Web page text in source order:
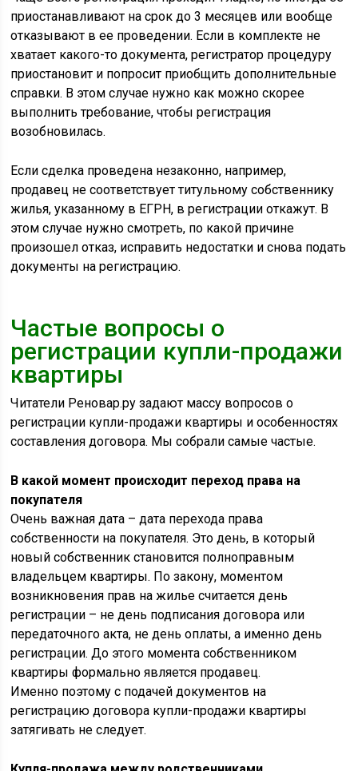
приостанавливают на срок до 3 месяцев или вообще
отказывают в ее проведении. Если в комплекте не
хватает какого-то документа, регистратор процедуру
приостановит и попросит приобщить дополнительные
справки. В этом случае нужно как можно скорее
выполнить требование, чтобы регистрация
возобновилась.
Если сделка проведена незаконно, например,
продавец не соответствует титульному собственнику
жилья, указанному в ЕГРН, в регистрации откажут. В
этом случае нужно смотреть, по какой причине
произошел отказ, исправить недостатки и снова подать
документы на регистрацию.
Частые вопросы о
регистрации купли-продажи
квартиры
Читатели Реновар.ру задают массу вопросов о
регистрации купли-продажи квартиры и особенностях
составления договора. Мы собрали самые частые.
В какой момент происходит переход права на
покупателя
Очень важная дата – дата перехода права
собственности на покупателя. Это день, в который
новый собственник становится полноправным
владельцем квартиры. По закону, моментом
возникновения прав на жилье считается день
регистрации – не день подписания договора или
передаточного акта, не день оплаты, а именно день
регистрации. До этого момента собственником
квартиры формально является продавец.
Именно поэтому с подачей документов на
регистрацию договора купли-продажи квартиры
затягивать не следует.